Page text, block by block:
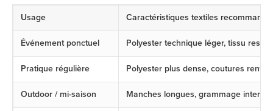
Usage Caractéristiques textiles
Événement ponctuel Polyester technique léger, tissu
Pratique régulière Polyester plus dense, coutures
Outdoor / mi-saison Manches longues, grammage